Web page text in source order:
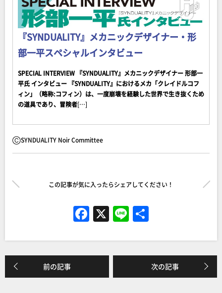
『SYNDUALITY』メカニックデザイナー・形
部一平スペシャルインタビュー
SPECIAL INTERVIEW 『SYNDUALITY』メカニックデザイナー 形部一
平氏 インタビュー 『SYNDUALITY』におけるメカ「クレイドルコフ
ィン」（略称:コフィン）は、一度崩壊を経験した世界で生き抜くため
の道具であり、冒険者[…]
ⒸSYNDUALITY Noir Committee
この記事が気に入ったらシェアしてください！
F
c
e
b
X Li
e
前の記事 次の記事